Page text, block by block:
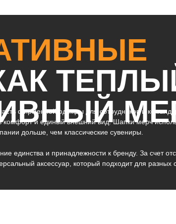
фирменной одежды для сотрудников и
комфорт и единый внешний вид. Шапки мерч
дольше, чем классические сувениры.
единства и принадлежности к бренду. За счет
аксессуар, который подходит для